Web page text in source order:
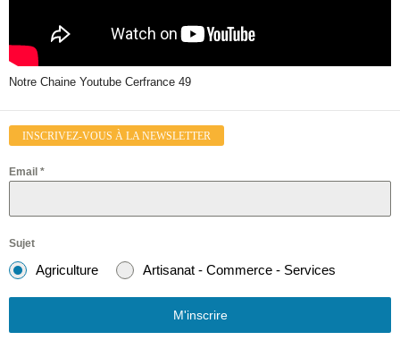
Notre Chaine Youtube Cerfrance 49
INSCRIVEZ-VOUS À LA NEWSLETTER
Email *
Sujet
Agriculture Artisanat - Commerce - Services
M'inscrire